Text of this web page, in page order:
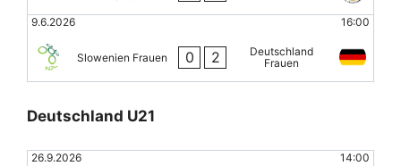
9.6.2026 16:00
Slowenien Frauen 0 2
Deutschland
Frauen
Deutschland U21
26.9.2026 14:00